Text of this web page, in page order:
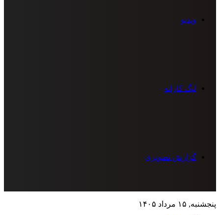
ویدیو
لیگ کاراته
گزارش تصویری
پنجشنبه, ۱۵ مرداد ۱۴۰۵